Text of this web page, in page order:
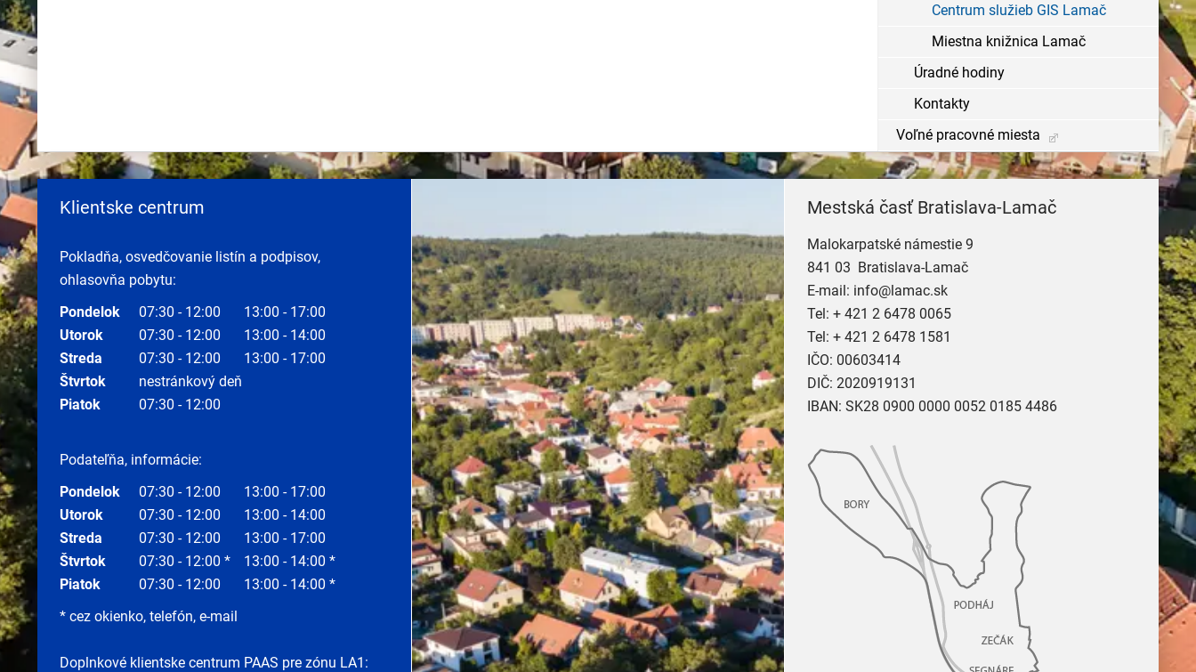
Centrum služieb GIS Lamač
Miestna knižnica Lamač
Úradné hodiny
Kontakty
Voľné pracovné miesta
Klientske centrum
Pokladňa, osvedčovanie listín a podpisov,
ohlasovňa pobytu:
Pondelok
07:30 - 12:00
13:00 - 17:00
Utorok
07:30 - 12:00
13:00 - 14:00
Streda
07:30 - 12:00
13:00 - 17:00
Štvrtok
nestránkový deň
Piatok
07:30 - 12:00
Podateľňa, informácie:
Pondelok
07:30 - 12:00
13:00 - 17:00
Utorok
07:30 - 12:00
13:00 - 14:00
Streda
07:30 - 12:00
13:00 - 17:00
Štvrtok
07:30 - 12:00 *
13:00 - 14:00 *
Piatok
07:30 - 12:00
13:00 - 14:00 *
* cez okienko, telefón, e-mail
Doplnkové klientske centrum PAAS pre zónu LA1:
Mestská časť Bratislava-Lamač
Malokarpatské námestie 9
841 03 Bratislava-Lamač
E-mail: info@lamac.sk
Tel:+ 421 2 6478 0065
Tel:+ 421 2 6478 1581
IČO: 00603414
DIČ: 2020919131
IBAN: SK28 0900 0000 0052 0185 4486